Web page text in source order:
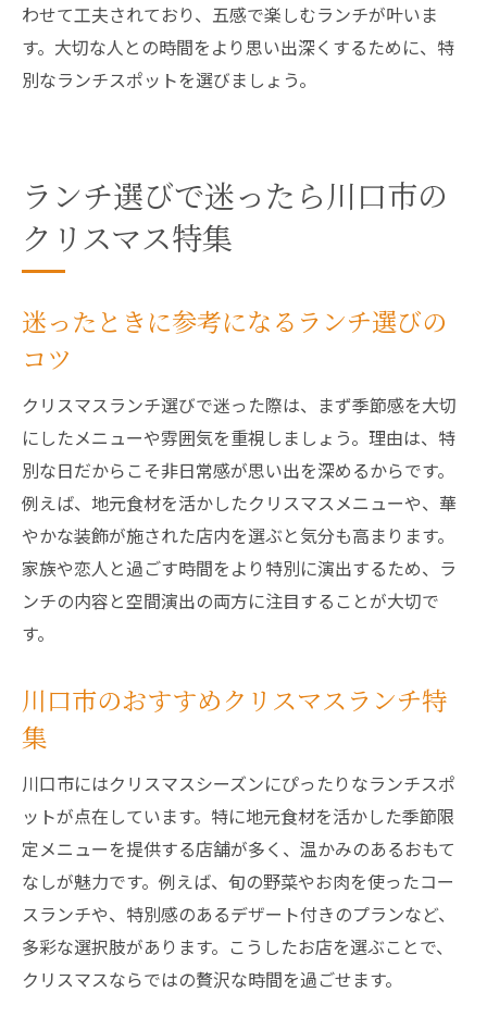
わせて工夫されており、五感で楽しむランチが叶いま
す。大切な人との時間をより思い出深くするために、特
別なランチスポットを選びましょう。
ランチ選びで迷ったら川口市の
クリスマス特集
迷ったときに参考になるランチ選びの
コツ
クリスマスランチ選びで迷った際は、まず季節感を大切
にしたメニューや雰囲気を重視しましょう。理由は、特
別な日だからこそ非日常感が思い出を深めるからです。
例えば、地元食材を活かしたクリスマスメニューや、華
やかな装飾が施された店内を選ぶと気分も高まります。
家族や恋人と過ごす時間をより特別に演出するため、ラ
ンチの内容と空間演出の両方に注目することが大切で
す。
川口市のおすすめクリスマスランチ特
集
川口市にはクリスマスシーズンにぴったりなランチスポ
ットが点在しています。特に地元食材を活かした季節限
定メニューを提供する店舗が多く、温かみのあるおもて
なしが魅力です。例えば、旬の野菜やお肉を使ったコー
スランチや、特別感のあるデザート付きのプランなど、
多彩な選択肢があります。こうしたお店を選ぶことで、
クリスマスならではの贅沢な時間を過ごせます。